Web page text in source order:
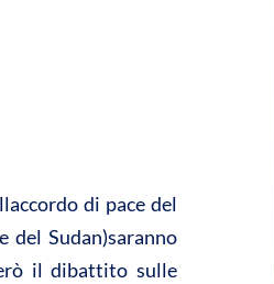
di pace del
del Sudan)saranno
il dibattito sulle